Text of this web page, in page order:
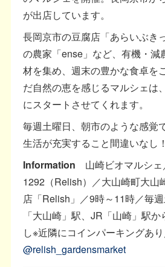
が出店しています。
長岡京市の豆腐店「あらいぶき
の農家「ense」など、有機・減
材を集め、週末の豊かな食卓を
だ自然の恵を感じるマルシェは
にスタートさせてくれます。
毎週土曜日、朝市のような感覚
生活が充実すること間違いなし！
Information 山崎ビオマルシ
1292（Relish）／大山崎町大山
店「Relish」／9時～11時／毎
「大山崎」駅、JR「山崎」駅
し※近隣にコインパーキングあ
@relish_gardensmarket